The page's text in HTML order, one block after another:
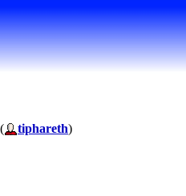
tiphareth)